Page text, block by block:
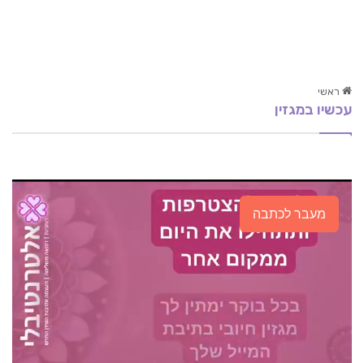
ראשי
עכשיו במגזין
מעבר לכתבה